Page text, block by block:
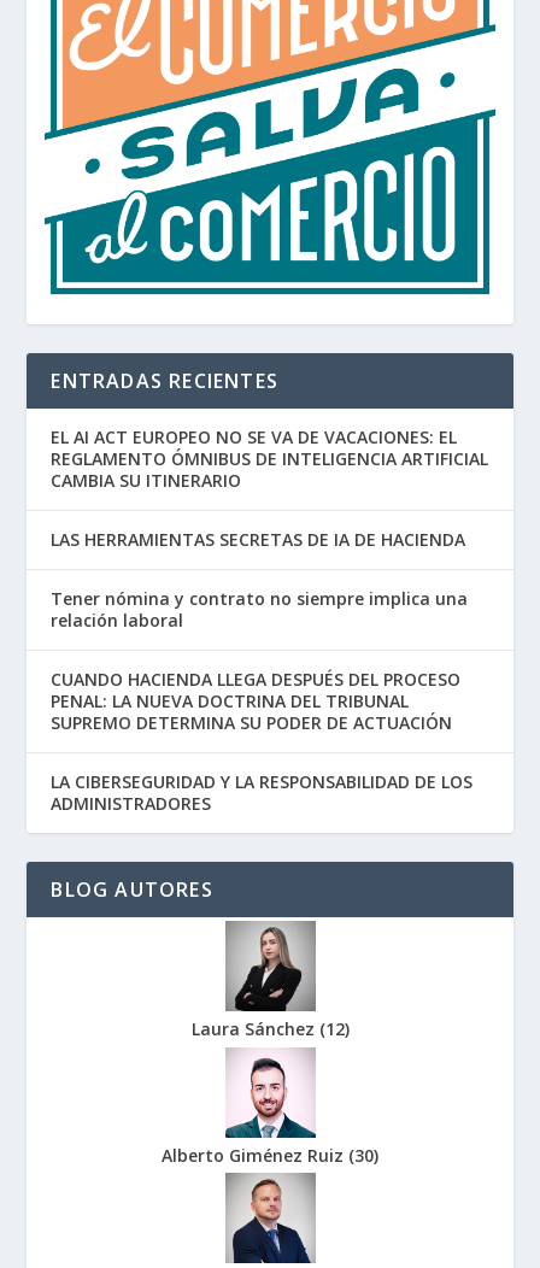
ENTRADAS RECIENTES
EL AI ACT EUROPEO NO SE VA DE VACACIONES: EL
REGLAMENTO ÓMNIBUS DE INTELIGENCIA ARTIFICIAL
CAMBIA SU ITINERARIO
LAS HERRAMIENTAS SECRETAS DE IA DE HACIENDA
Tener nómina y contrato no siempre implica una
relación laboral
CUANDO HACIENDA LLEGA DESPUÉS DEL PROCESO
PENAL: LA NUEVA DOCTRINA DEL TRIBUNAL
SUPREMO DETERMINA SU PODER DE ACTUACIÓN
LA CIBERSEGURIDAD Y LA RESPONSABILIDAD DE LOS
ADMINISTRADORES
BLOG AUTORES
Laura Sánchez (12)
Alberto Giménez Ruiz (30)